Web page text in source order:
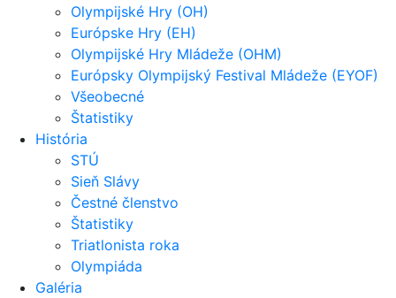
Olympijské Hry (OH)
Európske Hry (EH)
Olympijské Hry Mládeže (OHM)
Európsky Olympijský Festival Mládeže (EYOF)
Všeobecné
Štatistiky
História
STÚ
Sieň Slávy
Čestné členstvo
Štatistiky
Triatlonista roka
Olympiáda
Galéria